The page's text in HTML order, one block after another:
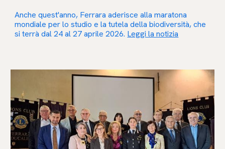
Anche quest'anno, Ferrara aderisce alla maratona
mondiale per lo studio e la tutela della biodiversità, che
si terrà dal 24 al 27 aprile 2026. Leggi la notizia